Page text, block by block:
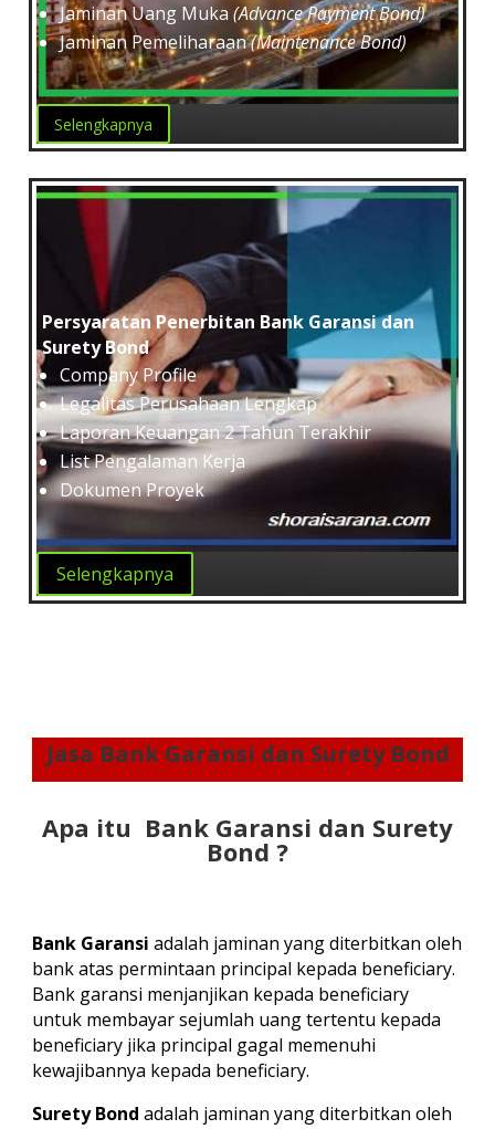
Jaminan Uang Muka(Advance Payment Bond)
Jaminan Pemeliharaan(Maintenance Bond)
Selengkapnya
Persyaratan Penerbitan Bank Garansi dan
Surety Bond
Company Profile
Legalitas Perusahaan Lengkap
Laporan Keuangan 2 Tahun Terakhir
List Pengalaman Kerja
Dokumen Proyek
Selengkapnya
Jasa Bank Garansi dan Surety Bond
Apa itu Bank Garansi dan Surety
Bond ?
Bank Garansi adalah jaminan yang diterbitkan oleh
bank atas permintaan principal kepada beneficiary.
Bank garansi menjanjikan kepada beneficiary
untuk membayar sejumlah uang tertentu kepada
beneficiary jika principal gagal memenuhi
kewajibannya kepada beneficiary.
Surety Bond adalah jaminan yang diterbitkan oleh